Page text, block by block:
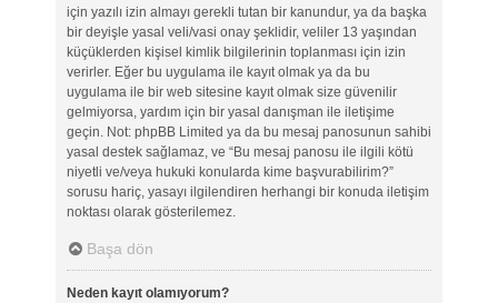
için yazılı izin almayı gerekli tutan bir kanundur, ya da başka
bir deyişle yasal veli/vasi onay şeklidir, veliler 13 yaşından
küçüklerden kişisel kimlik bilgilerinin toplanması için izin
verirler. Eğer bu uygulama ile kayıt olmak ya da bu
uygulama ile bir web sitesine kayıt olmak size güvenilir
gelmiyorsa, yardım için bir yasal danışman ile iletişime
geçin. Not: phpBB Limited ya da bu mesaj panosunun sahibi
yasal destek sağlamaz, ve “Bu mesaj panosu ile ilgili kötü
niyetli ve/veya hukuki konularda kime başvurabilirim?”
sorusu hariç, yasayı ilgilendiren herhangi bir konuda iletişim
noktası olarak gösterilemez.
Başa dön
Neden kayıt olamıyorum?